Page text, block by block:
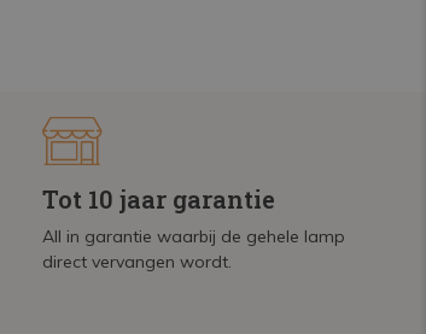
Tot 10 jaar garantie
All in garantie waarbij de gehele lamp
direct vervangen wordt.